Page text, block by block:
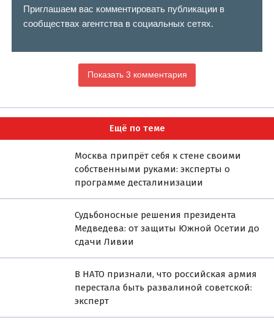
Приглашаем вас комментировать публикации в
сообществах агентства в социальных сетях.
Показать 3 комментария
Ещё по теме
Москва припрёт себя к стене своими
собственными руками: эксперты о
программе десталинизации
Судьбоносные решения президента
Медведева: от защиты Южной Осетии до
сдачи Ливии
В НАТО признали, что российская армия
перестала быть развалиной советской:
эксперт